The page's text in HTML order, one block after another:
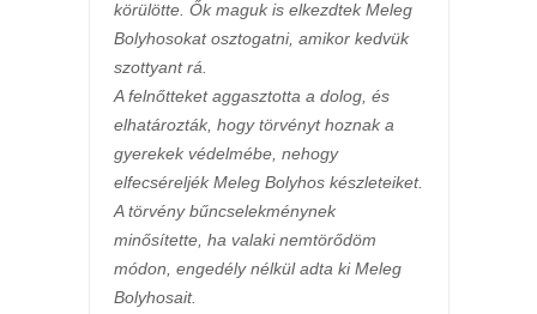
körülötte. Ők maguk is elkezdtek Meleg
Bolyhosokat osztogatni, amikor kedvük
szottyant rá.
A felnőtteket aggasztotta a dolog, és
elhatározták, hogy törvényt hoznak a
gyerekek védelmébe, nehogy
elfecséreljék Meleg Bolyhos készleteiket.
A törvény bűncselekménynek
minősítette, ha valaki nemtörődöm
módon, engedély nélkül adta ki Meleg
Bolyhosait.